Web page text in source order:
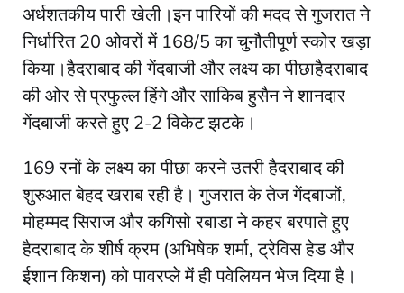
अर्धशतकीय पारी खेली।​इन पारियों की मदद से गुजरात ने
निर्धारित 20 ओवरों में 168/5 का चुनौतीपूर्ण स्कोर खड़ा
किया।​हैदराबाद की गेंदबाजी और लक्ष्य का पीछा​हैदराबाद
की ओर से प्रफुल्ल हिंगे और साकिब हुसैन ने शानदार
गेंदबाजी करते हुए 2-2 विकेट झटके।​
169 रनों के लक्ष्य का पीछा करने उतरी हैदराबाद की
शुरुआत बेहद खराब रही है। गुजरात के तेज गेंदबाजों,
मोहम्मद सिराज और कगिसो रबाडा ने कहर बरपाते हुए
हैदराबाद के शीर्ष क्रम (अभिषेक शर्मा, ट्रेविस हेड और
ईशान किशन) को पावरप्ले में ही पवेलियन भेज दिया है।​